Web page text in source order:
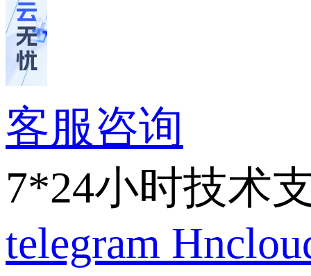
客服咨询
7*24小时技术
telegram